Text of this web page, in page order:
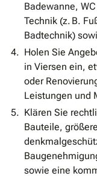
Badewanne,
Technik (z. B.
Badtechnik)
Holen Sie
in Viersen ein,
oder
Leistungen und
Klären Sie
Bauteile,
sowie eine